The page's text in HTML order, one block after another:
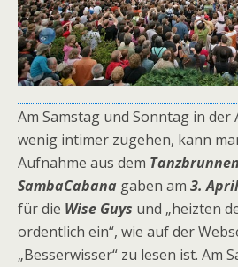
Am Samstag und Sonntag in der
wenig intimer zugehen, kann
Aufnahme aus dem Tanzbrunnen
SambaCabana gaben am 3.
für die Wise Guys und „heizten
ordentlich ein“, wie auf der
„Besserwisser“ zu lesen ist. Am